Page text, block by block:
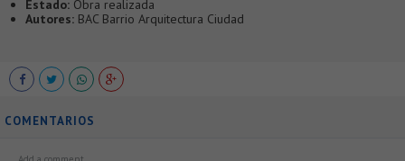
Estado: Obra realizada
Autores: BAC Barrio Arquitectura Ciudad
COMENTARIOS